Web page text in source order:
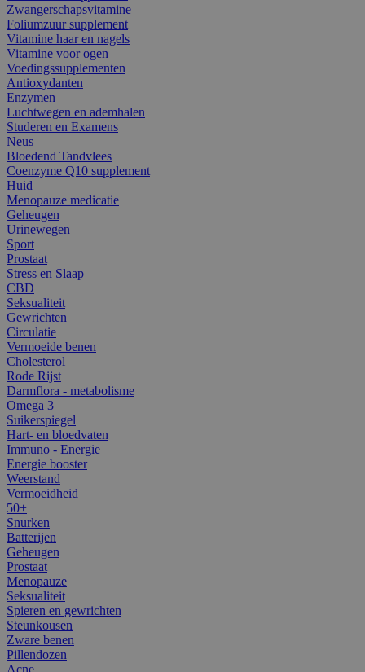
Zwangerschapsvitamine
Foliumzuur supplement
Vitamine haar en nagels
Vitamine voor ogen
Voedingssupplementen
Antioxydanten
Enzymen
Luchtwegen en ademhalen
Studeren en Examens
Neus
Bloedend Tandvlees
Coenzyme Q10 supplement
Huid
Menopauze medicatie
Geheugen
Urinewegen
Sport
Prostaat
Stress en Slaap
CBD
Seksualiteit
Gewrichten
Circulatie
Vermoeide benen
Cholesterol
Rode Rijst
Darmflora - metabolisme
Omega 3
Suikerspiegel
Hart- en bloedvaten
Immuno - Energie
Energie booster
Weerstand
Vermoeidheid
50+
Snurken
Batterijen
Geheugen
Prostaat
Menopauze
Seksualiteit
Spieren en gewrichten
Steunkousen
Zware benen
Pillendozen
Acne